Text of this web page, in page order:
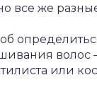
все же
волос
или